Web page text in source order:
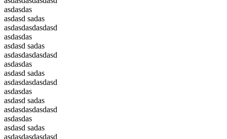
asdasdas
asdasd sadas
asdasdasdasdasd
asdasdas
asdasd sadas
asdasdasdasdasd
asdasdas
asdasd sadas
asdasdasdasdasd
asdasdas
asdasd sadas
asdasdasdasdasd
asdasdas
asdasd sadas
asdasdasdasdasd